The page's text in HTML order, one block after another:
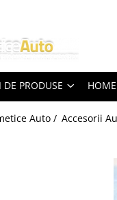
/
/
retuș
DE PRODUSE HOME
Auto / Accesorii